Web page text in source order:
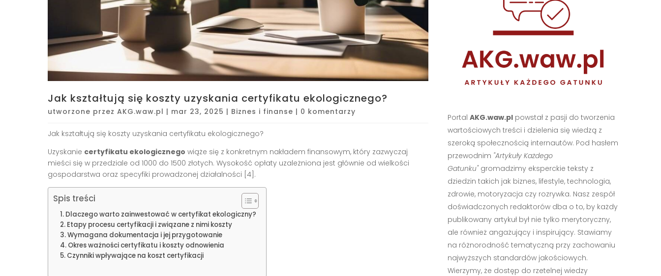
Jak kształtują się koszty uzyskania certyfikatu ekologicznego?
utworzone przez AKG.waw.pl | mar 23, 2025 | Biznes i finanse | 0 komentarzy
Jak kształtują się koszty uzyskania certyfikatu ekologicznego?
Uzyskanie certyfikatu ekologicznego wiąże się z konkretnym nakładem finansowym, który zazwyczaj
mieści się w przedziale od 1000 do 1500 złotych. Wysokość opłaty uzależniona jest głównie od wielkości
gospodarstwa oraz specyfiki prowadzonej działalności [4].
Spis treści
Dlaczego warto zainwestować w certyfikat ekologiczny?
Etapy procesu certyfikacji i związane z nimi koszty
Wymagana dokumentacja i jej przygotowanie
Okres ważności certyfikatu i koszty odnowienia
Czynniki wpływające na koszt certyfikacji
Portal AKG.waw.plpowstał z pasji do tworzenia
wartościowych treści i dzielenia się wiedzą z
szeroką społecznością internautów. Pod hasłem
przewodnim "Artykuły Każdego
Gatunku"gromadzimy eksperckie teksty z
dziedzin takich jak biznes, lifestyle, technologia,
zdrowie, motoryzacja czy rozrywka. Nasz zespół
doświadczonych redaktorów dba o to, by każdy
publikowany artykuł był nie tylko merytoryczny,
ale również angażujący i inspirujący. Stawiamy
na różnorodność tematyczną przy zachowaniu
najwyższych standardów jakościowych.
Wierzymy, że dostęp do rzetelnej wiedzy